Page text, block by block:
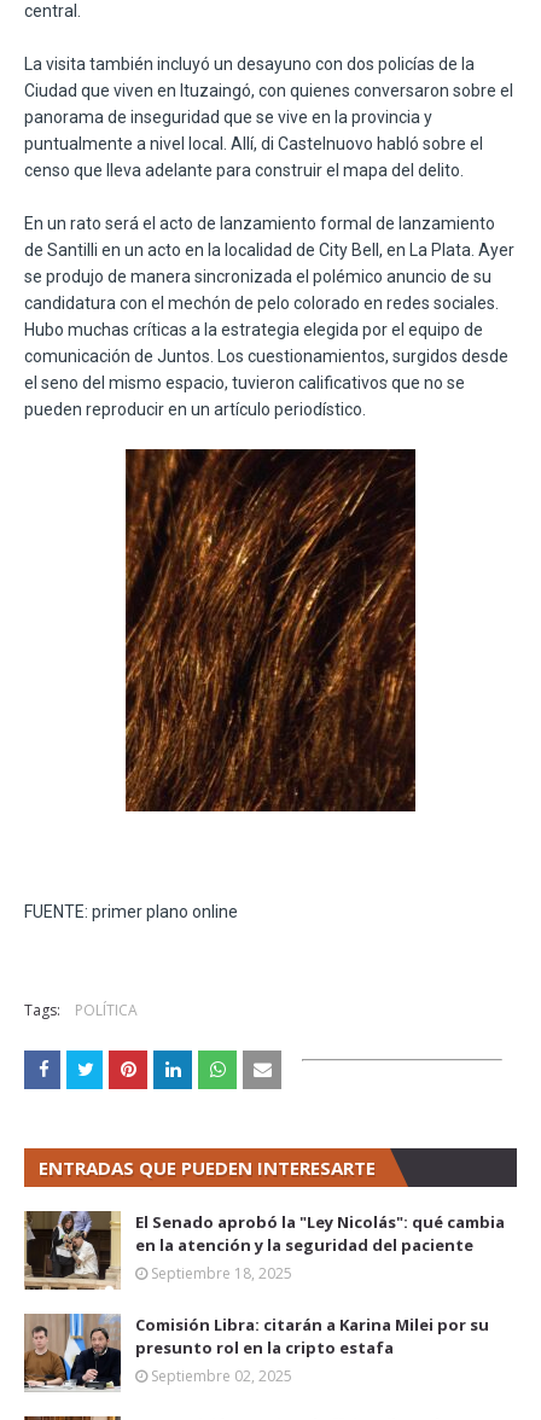
central.
La visita también incluyó un desayuno con dos policías de la
Ciudad que viven en Ituzaingó, con quienes conversaron sobre el
panorama de inseguridad que se vive en la provincia y
puntualmente a nivel local. Allí, di Castelnuovo habló sobre el
censo que lleva adelante para construir el mapa del delito.
En un rato será el acto de lanzamiento formal de lanzamiento
de Santilli en un acto en la localidad de City Bell, en La Plata. Ayer
se produjo de manera sincronizada el polémico anuncio de su
candidatura con el mechón de pelo colorado en redes sociales.
Hubo muchas críticas a la estrategia elegida por el equipo de
comunicación de Juntos. Los cuestionamientos, surgidos desde
el seno del mismo espacio, tuvieron calificativos que no se
pueden reproducir en un artículo periodístico.
FUENTE: primer plano online
Tags: POLÍTICA
ENTRADAS QUE PUEDEN INTERESARTE
El Senado aprobó la "Ley Nicolás": qué cambia
en la atención y la seguridad del paciente
Septiembre 18, 2025
Comisión Libra: citarán a Karina Milei por su
presunto rol en la cripto estafa
Septiembre 02, 2025